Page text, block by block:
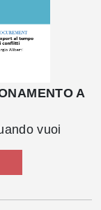
A
vuoi